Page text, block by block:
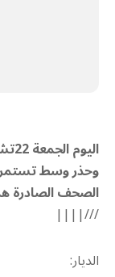
وحذر وسط
الصحف الصادرة
///||||
الديار: